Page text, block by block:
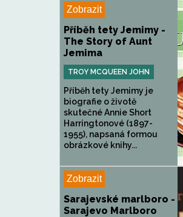
Zobrazit
Příběh tety Jemimy -
The Story of Aunt
Jemima
TROY MCQUEEN JOHN
Příběh tety Jemimy je
biografie o životě
skutečné Annie Short
Harringtonové (1897-
1955), napsaná formou
obrázkové knihy...
Zobrazit
Sarajevské marlboro -
Sarajevo Marlboro